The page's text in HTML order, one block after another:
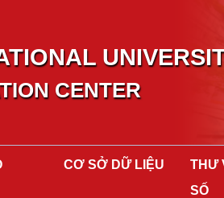
CENTER
CƠ SỞ DỮ LIỆU
THƯ
SỐ